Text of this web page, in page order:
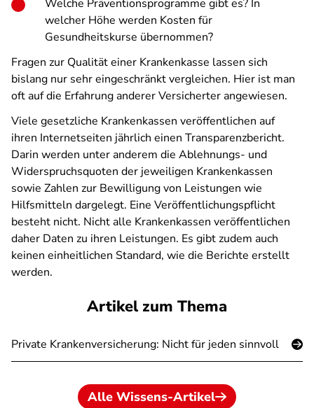
Welche Präventionsprogramme gibt es? In
welcher Höhe werden Kosten für
Gesundheitskurse übernommen?
Fragen zur Qualität einer Krankenkasse lassen sich
bislang nur sehr eingeschränkt vergleichen. Hier ist man
oft auf die Erfahrung anderer Versicherter angewiesen.
Viele gesetzliche Krankenkassen veröffentlichen auf
ihren Internetseiten jährlich einen Transparenzbericht.
Darin werden unter anderem die Ablehnungs- und
Widerspruchsquoten der jeweiligen Krankenkassen
sowie Zahlen zur Bewilligung von Leistungen wie
Hilfsmitteln dargelegt. Eine Veröffentlichungspflicht
besteht nicht. Nicht alle Krankenkassen veröffentlichen
daher Daten zu ihren Leistungen. Es gibt zudem auch
keinen einheitlichen Standard, wie die Berichte erstellt
werden.
Artikel zum Thema
Private Krankenversicherung: Nicht für jeden sinnvoll
Alle Wissens-Artikel